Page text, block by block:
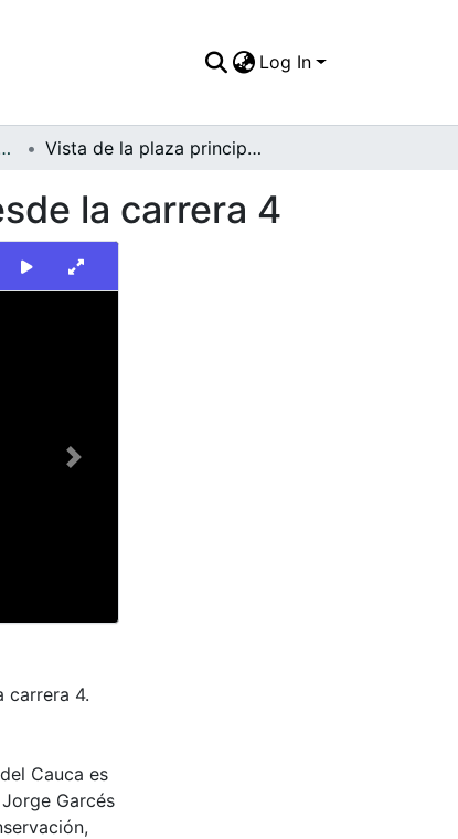
Log In
Cauca - Patrimonial Vista de la plaza principal del municipio de Vijes desde la carrera 4
la carrera 4
Next
carrera 4.
Cauca es
Garcés